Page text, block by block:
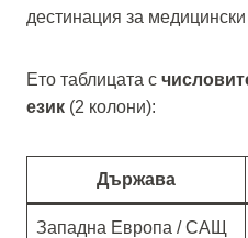
дестинация за
Ето таблицата с
език (2 колони):
Държава
Западна Европа / САЩ